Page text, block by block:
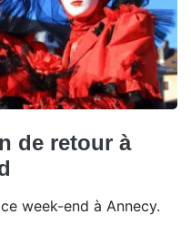
de retour à
week-end à Annecy.